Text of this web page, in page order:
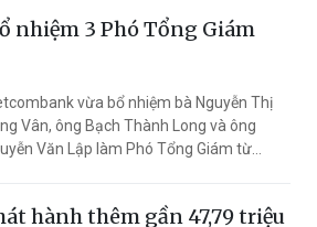
suất huy động cao nhất trong nhóm
nhiệm 3 Phó Tổng Giám
vừa bổ nhiệm bà Nguyễn Thị
Vân, ông Bạch Thành Long và ông
Văn Lập làm Phó Tổng Giám từ
hành thêm gần 47,79 triệu